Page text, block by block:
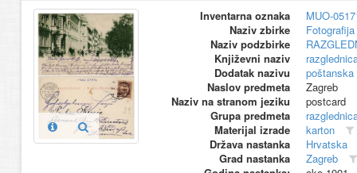
Inventarna oznaka
MUO-
Naziv zbirke
Naziv podzbirke
Književni naziv
Dodatak nazivu
poštanska
Naslov predmeta
Zagreb
Naziv na stranom jeziku
postcard
Grupa predmeta
Materijal izrade
karton
Država nastanka
Hrvatska
Grad nastanka
Zagreb